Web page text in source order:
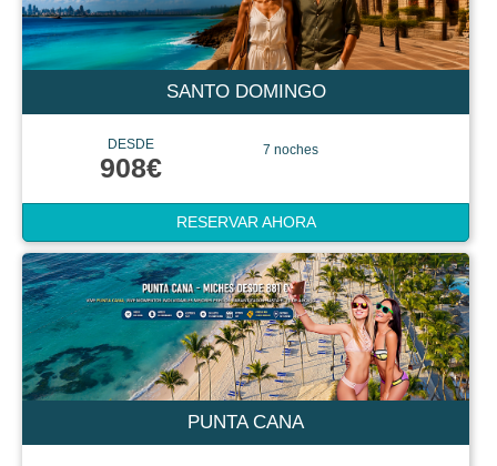
SANTO DOMINGO
DESDE
908€
7 noches
RESERVAR AHORA
PUNTA CANA